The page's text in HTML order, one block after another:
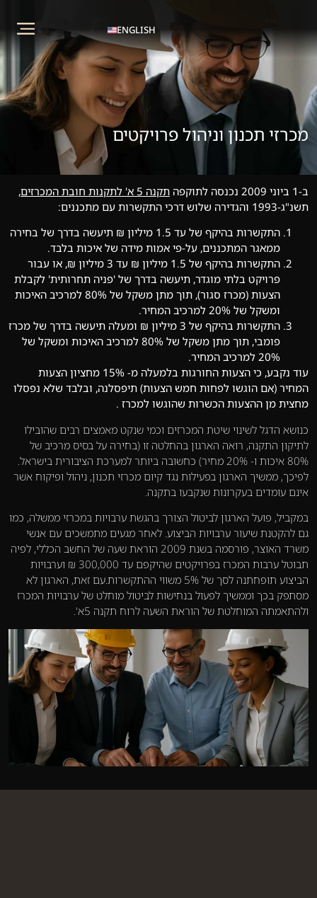
ENGLISH
מכרזי תכנון וניהול פרויקטים
ב-1 ביוני 2009 נכנסה לתוקפה תקנה 5 א' לתקנות חובת המכרזים
,
תשנ"ג-1993 והגדירה שלוש דרכי התקשרות עם מתכננים:
התקשרות בהיקף של עד 1.5 מיליון ₪ תיעשה בדרך של בחירה
ממאגר המתכננים, על-פי אמות מידה של איכות בלבד.
התקשרות בהיקף של 1.5 מיליון ₪ עד 3 מיליון ₪, או עבור
פרויקט בלתי מוגדר, תיעשה בדרך של 'פניה תחרותית' לקבלת
הצעות (מכרז סגור), תוך מתן משקל של 80% למרכיב האיכות
ומשקל של 20% למרכיב המחיר.
התקשרות בהיקף של 3 מיליון ₪ ומעלה תיעשה בדרך של מכרז
פומבי, תוך מתן משקל של 80% למרכיב האיכות ומשקל של
20% למרכיב המחיר.
עוד נקבע, כי הצעות החורגות בלמעלה מ- 15% מחציון הצעות
המחיר (אם הוגשו לפחות חמש הצעות) תיפסלנה, ובלבד שלא נפסלו
מחצית מן ההצעות הכשרות שהוגשו למכרז .
כנושא הדגל לשינוי שיטת המכרזים וכמי שנקט מאמצים רבים שהובילו
לתיקון התקנה, רואה הארגון בהחלטה זו (בחירה על בסיס מרכיב של
80% איכות ו- 20% מחיר) כחשובה ביותר למערכת הציבורית בישראל.
לפיכך, ממשיך הארגון בפעילות נגד קיום מכרזי תכנון, ניהול ופיקוח אשר
אינם עומדים בעקרונות שנקבעו בתקנה.
במקביל, פועל הארגון לביטול הצורך בהגשת ערבויות במכרזי ממשלה, כמו
גם להקטנת שיעור ערבויות הביצוע. לאחר מגעים מתמשכים עם אנשי
משרד האוצר, פורסמה בשנת 2009 הוראת שעה של החשב הכללי, לפיה
תבוטל ערבות המכרז בפרויקטים שהיקפם עד 300,000 ₪ וערבויות
הביצוע תופחתנה לסך של 5% משווי ההתקשרות.עם זאת, הארגון לא
מסתפק בכך וממשיך לפעול בנחישות לביטול מוחלט של ערבויות המכרז
ולהתאמתה המוחלטת של הוראת השעה לרוח תקנה 5א'.